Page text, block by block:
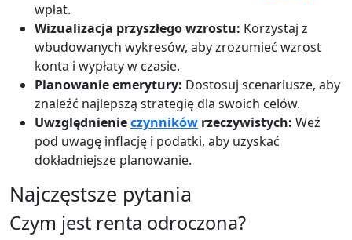
wpłat.
Wizualizacja przyszłego wzrostu: Korzystaj z
wbudowanych wykresów, aby zrozumieć wzrost
konta i wypłaty w czasie.
Planowanie emerytury: Dostosuj scenariusze, aby
znaleźć najlepszą strategię dla swoich celów.
Uwzględnienieczynników rzeczywistych: Weź
pod uwagę inflację i podatki, aby uzyskać
dokładniejsze planowanie.
Najczęstsze pytania
Czym jest renta odroczona?